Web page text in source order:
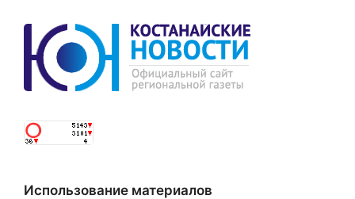
Использование материалов